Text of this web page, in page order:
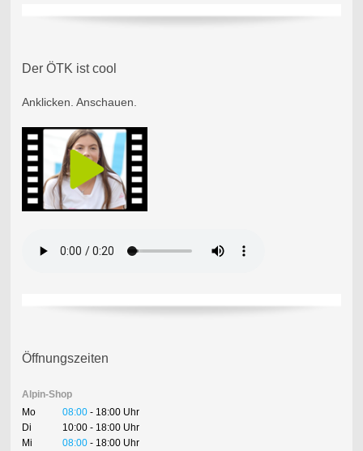
Der ÖTK ist cool
Anklicken. Anschauen.
Öffnungszeiten
Alpin-Shop
Mo
08:00 - 18:00 Uhr
Di
10:00 - 18:00 Uhr
Mi
08:00 - 18:00 Uhr